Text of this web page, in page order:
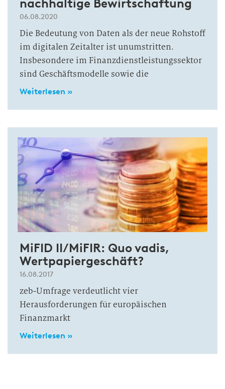
nachhaltige Bewirtschaftung
06.08.2020
Die Bedeutung von Daten als der neue Rohstoff
im digitalen Zeitalter ist unumstritten.
Insbesondere im Finanzdienstleistungssektor
sind Geschäftsmodelle sowie die
Weiterlesen »
MiFID II/MiFIR: Quo vadis,
Wertpapiergeschäft?
16.08.2017
zeb-Umfrage verdeutlicht vier
Herausforderungen für europäischen
Finanzmarkt
Weiterlesen »